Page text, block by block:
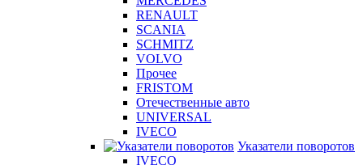
RENAULT
SCANIA
SCHMITZ
VOLVO
Прочее
FRISTOM
Отечественные авто
UNIVERSAL
IVECO
Указатели поворотов
IVECO